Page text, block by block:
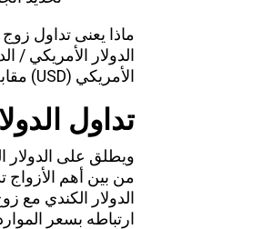
الدولار الأمريكي /
الأمريكي (USD) مقابل نظيره الكندي (CAD).
تداول
من بين أهم الأزواج
الدولار الكندي مع
ارتباطه بسعر